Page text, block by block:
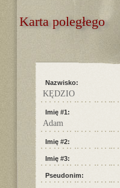
Karta poległego
Nazwisko:
KĘDZIO
Imię #1:
Adam
Imię #2:
Imię #3:
Pseudonim: